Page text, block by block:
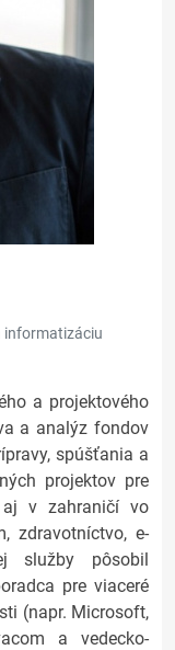
informatizáciu
a projektového
a analýz fondov
spúšťania a
projektov pre
aj v zahraničí vo
zdravotníctvo, e-
služby pôsobil
pre viaceré
(napr. Microsoft,
a vedecko-